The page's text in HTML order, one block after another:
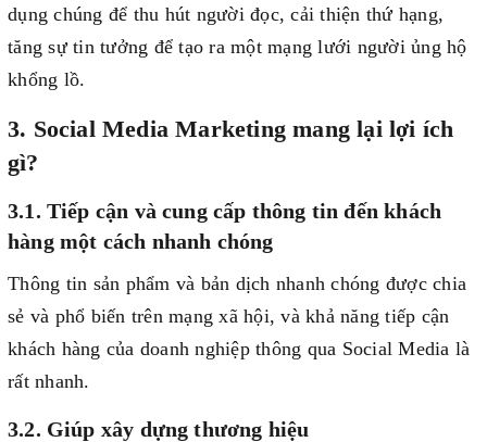
dụng chúng để thu hút người đọc, cải thiện thứ hạng,
tăng sự tin tưởng để tạo ra một mạng lưới người ủng hộ
khổng lồ.
3. Social Media Marketing mang lại lợi ích
gì?
3.1. Tiếp cận và cung cấp thông tin đến khách
hàng một cách nhanh chóng
Thông tin sản phẩm và bản dịch nhanh chóng được chia
sẻ và phổ biến trên mạng xã hội, và khả năng tiếp cận
khách hàng của doanh nghiệp thông qua Social Media là
rất nhanh.
3.2. Giúp xây dựng thương hiệu